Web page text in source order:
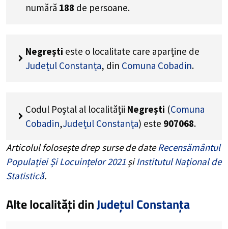
numără 188 de persoane.
Negrești este o localitate care aparține de
Județul Constanța, din Comuna Cobadin.
Codul Poștal al localității Negrești (Comuna
Cobadin,Județul Constanța) este 907068.
Articolul folosește drep surse de dateRecensământul
Populației Și Locuințelor 2021 șiInstitutul Național de
Statistică.
Alte localități dinJudețul Constanța